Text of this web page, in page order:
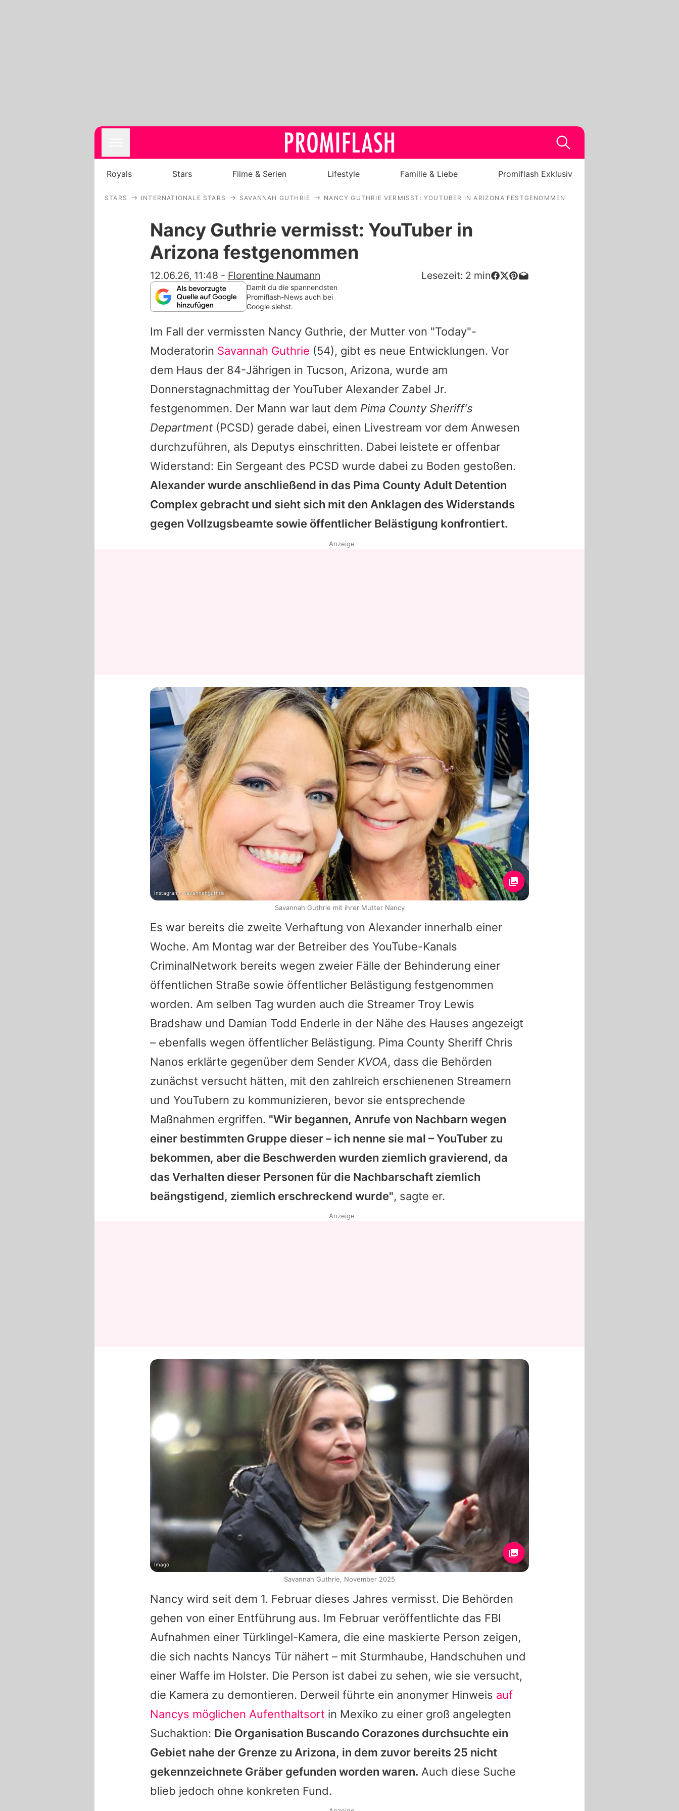
Royals
Stars
Familie & Liebe
Alle Themen auf Promiflash
App runterladen
Team
Redaktionelle Richtlinien
Impressum
Datenschutzerklärung
Nutzungsbedingungen
Royals Stars Filme & Serien Lifestyle Familie & Liebe Promiflash Exklusiv
STARS INTERNATIONALE STARS SAVANNAH GUTHRIE NANCY GUTHRIE VERMISST: YOUTUBER IN ARIZONA FESTGENOMMEN
Nancy Guthrie vermisst: YouTuber in
Arizona festgenommen
12.06.26, 11:48 - Florentine Naumann Lesezeit: 2 min
Damit du die spannendsten
Promiflash-News auch bei
Google siehst.
Im Fall der vermissten Nancy Guthrie, der Mutter von "Today"-
Moderatorin Savannah Guthrie (54), gibt es neue Entwicklungen. Vor
dem Haus der 84-Jährigen in Tucson, Arizona, wurde am
Donnerstagnachmittag der YouTuber Alexander Zabel Jr.
festgenommen. Der Mann war laut dem Pima County Sheriff's
Department (PCSD) gerade dabei, einen Livestream vor dem Anwesen
durchzuführen, als Deputys einschritten. Dabei leistete er offenbar
Widerstand: Ein Sergeant des PCSD wurde dabei zu Boden gestoßen.
Alexander wurde anschließend in das Pima County Adult Detention
Complex gebracht und sieht sich mit den Anklagen des Widerstands
gegen Vollzugsbeamte sowie öffentlicher Belästigung konfrontiert.
Es war bereits die zweite Verhaftung von Alexander innerhalb einer
Woche. Am Montag war der Betreiber des YouTube-Kanals
CriminalNetwork bereits wegen zweier Fälle der Behinderung einer
öffentlichen Straße sowie öffentlicher Belästigung festgenommen
worden. Am selben Tag wurden auch die Streamer Troy Lewis
Bradshaw und Damian Todd Enderle in der Nähe des Hauses angezeigt
– ebenfalls wegen öffentlicher Belästigung. Pima County Sheriff Chris
Nanos erklärte gegenüber dem Sender KVOA, dass die Behörden
zunächst versucht hätten, mit den zahlreich erschienenen Streamern
und YouTubern zu kommunizieren, bevor sie entsprechende
Maßnahmen ergriffen. "Wir begannen, Anrufe von Nachbarn wegen
einer bestimmten Gruppe dieser – ich nenne sie mal – YouTuber zu
bekommen, aber die Beschwerden wurden ziemlich gravierend, da
das Verhalten dieser Personen für die Nachbarschaft ziemlich
beängstigend, ziemlich erschreckend wurde", sagte er.
Nancy wird seit dem 1. Februar dieses Jahres vermisst. Die Behörden
gehen von einer Entführung aus. Im Februar veröffentlichte das FBI
Aufnahmen einer Türklingel-Kamera, die eine maskierte Person zeigen,
die sich nachts Nancys Tür nähert – mit Sturmhaube, Handschuhen und
einer Waffe im Holster. Die Person ist dabei zu sehen, wie sie versucht,
die Kamera zu demontieren. Derweil führte ein anonymer Hinweis auf
Nancys möglichen Aufenthaltsort in Mexiko zu einer groß angelegten
Suchaktion: Die Organisation Buscando Corazones durchsuchte ein
Gebiet nahe der Grenze zu Arizona, in dem zuvor bereits 25 nicht
gekennzeichnete Gräber gefunden worden waren. Auch diese Suche
blieb jedoch ohne konkreten Fund.
Anzeige
Instagram / savannahguthrie
Savannah Guthrie mit ihrer Mutter Nancy
Anzeige
Imago
Savannah Guthrie, November 2025